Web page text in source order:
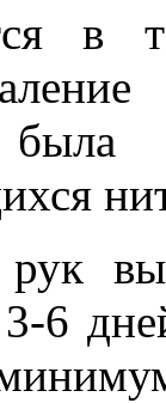
в
6